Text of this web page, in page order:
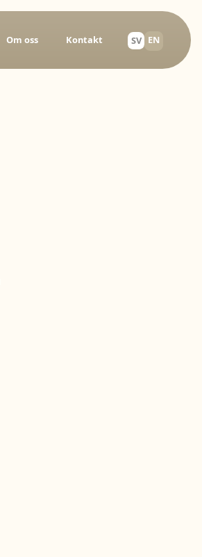
Om oss Kontakt SV EN